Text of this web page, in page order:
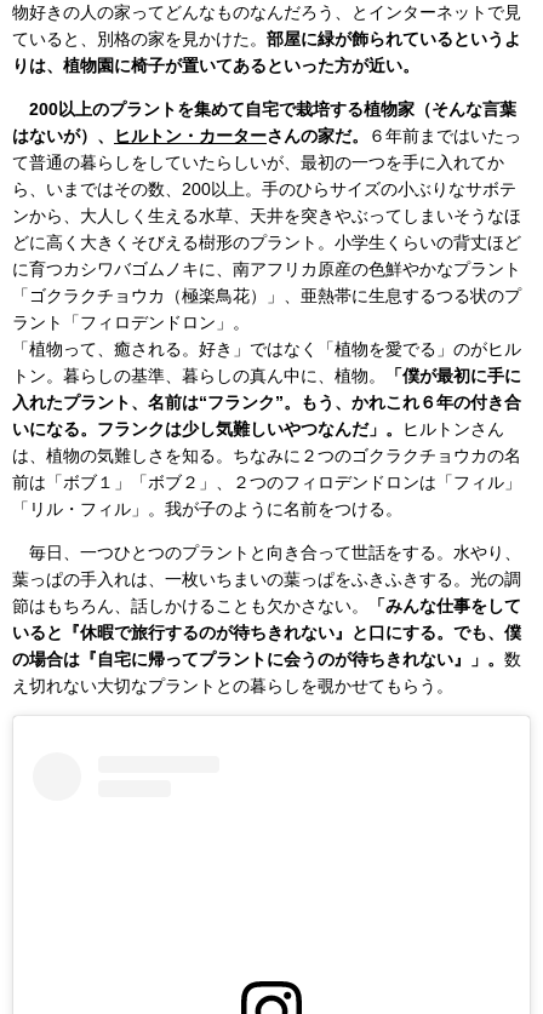
物好きの人の家ってどんなものなんだろう、とインターネットで見
ていると、別格の家を見かけた。 部屋に緑が飾られているというよ
りは、植物園に椅子が置いてあるといった方が近い。
200以上のプラントを集めて自宅で栽培する植物家（そんな言葉
はないが）、
ヒルトン・カーターさんの家だ。
６年前まではいたっ
て普通の暮らしをしていたらしいが、最初の一つを手に入れてか
ら、いまではその数、200以上。手のひらサイズの小ぶりなサボテ
ンから、大人しく生える水草、天井を突きやぶってしまいそうなほ
どに高く大きくそびえる樹形のプラント。小学生くらいの背丈ほど
に育つカシワバゴムノキに、南アフリカ原産の色鮮やかなプラント
「ゴクラクチョウカ（極楽鳥花）」、亜熱帯に生息するつる状のプ
ラント「フィロデンドロン」。
「植物って、癒される。好き」ではなく「植物を愛でる」のがヒル
トン。暮らしの基準、暮らしの真ん中に、植物。
「僕が最初に手に
入れたプラント、名前は“フランク”。もう、かれこれ６年の付き合
いになる。フランクは少し気難しいやつなんだ」。
ヒルトンさん
は、植物の気難しさを知る。ちなみに２つのゴクラクチョウカの名
前は「ボブ１」「ボブ２」、２つのフィロデンドロンは「フィル」
「リル・フィル」。我が子のように名前をつける。
毎日、一つひとつのプラントと向き合って世話をする。水やり、
葉っぱの手入れは、一枚いちまいの葉っぱをふきふきする。光の調
節はもちろん、話しかけることも欠かさない。
「みんな仕事をして
いると『休暇で旅行するのが待ちきれない』と口にする。でも、僕
の場合は『自宅に帰ってプラントに会うのが待ちきれない』」。 数
え切れない大切なプラントとの暮らしを覗かせてもらう。